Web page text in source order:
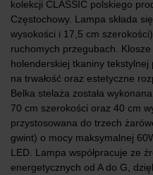
kolekcji CLASSIC polskiego
Częstochowy. Lampa składa
wysokości i 17,5 cm
ruchomych przegubach.
holenderskiej tkaniny tekstylnej
na trwałość oraz estetyczne
Belka stelaża została
70 cm szerokości oraz 40 cm
przystosowana do trzech
gwint) o mocy maksymalnej
LED. Lampa współpracuje ze
energetycznych od A do G,